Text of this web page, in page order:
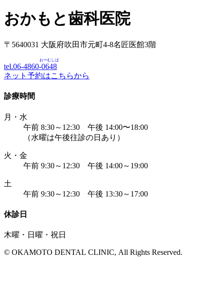
おかもと歯科医院
〒5640031 大阪府吹田市元町4-8名匠医館3階
tel.06-4860-0648
おーむしば
ネット予約はこちらから
診療時間
月・水
午前 8:30～12:30 午後 14:00〜18:00
（水曜は午後往診の日あり）
火・金
午前 9:30～12:30 午後 14:00～19:00
土
午前 9:30～12:30 午後 13:30～17:00
休診日
木曜・日曜・祝日
© OKAMOTO DENTAL CLINIC, All Rights Reserved.